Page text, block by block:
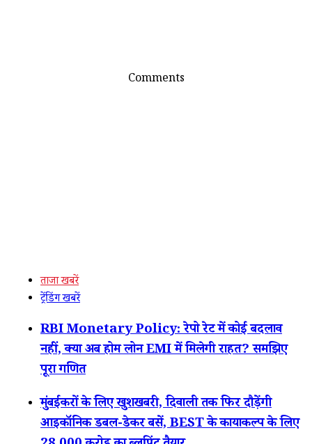
Comments
ताजा खबरें
ट्रेंडिंग खबरें
RBI Monetary Policy: रेपो रेट में कोई बदलाव
नहीं, क्या अब होम लोन EMI में मिलेगी राहत? समझिए
पूरा गणित
मुंबईकरों के लिए खुशखबरी, दिवाली तक फिर दौड़ेंगी
आइकॉनिक डबल-डेकर बसें, BEST के कायाकल्प के लिए